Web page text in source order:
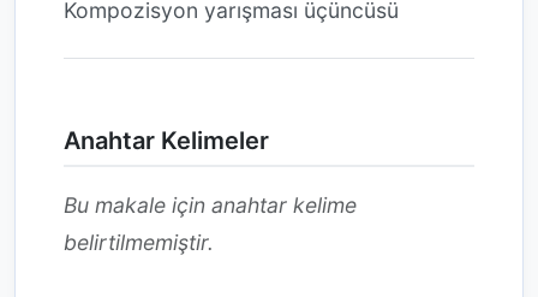
Kompozisyon yarışması üçüncüsü
Anahtar Kelimeler
Bu makale için anahtar kelime
belirtilmemiştir.